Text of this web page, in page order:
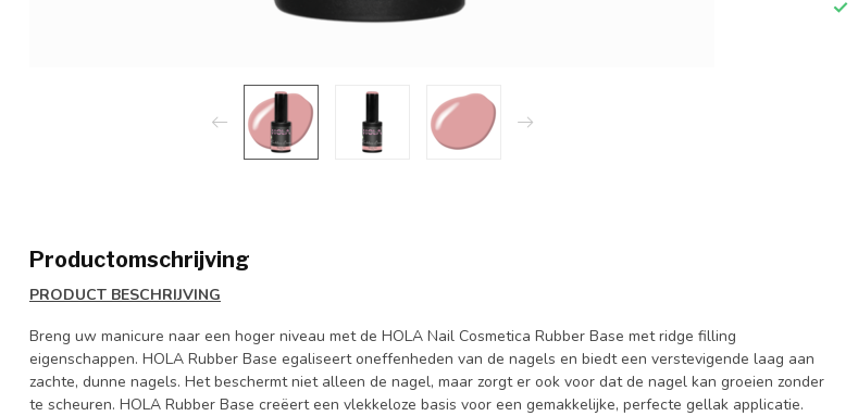
Productomschrijving
PRODUCT BESCHRIJVING
Breng uw manicure naar een hoger niveau met de HOLA Nail Cosmetica Rubber Base met ridge filling
eigenschappen. HOLA Rubber Base egaliseert oneffenheden van de nagels en biedt een verstevigende laag aan
zachte, dunne nagels. Het beschermt niet alleen de nagel, maar zorgt er ook voor dat de nagel kan groeien zonder
te scheuren. HOLA Rubber Base creëert een vlekkeloze basis voor een gemakkelijke, perfecte gellak applicatie.